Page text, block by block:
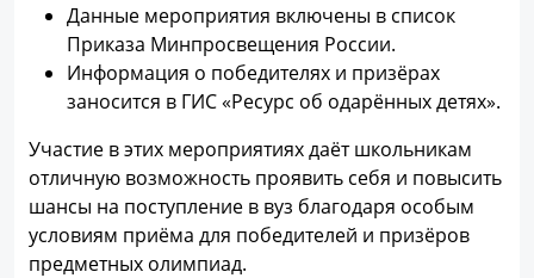
Данные мероприятия включены в список
Приказа Минпросвещения России.
Информация о победителях и призёрах
заносится в ГИС «Ресурс об одарённых детях».
Участие в этих мероприятиях даёт школьникам
отличную возможность проявить себя и повысить
шансы на поступление в вуз благодаря особым
условиям приёма для победителей и призёров
предметных олимпиад.